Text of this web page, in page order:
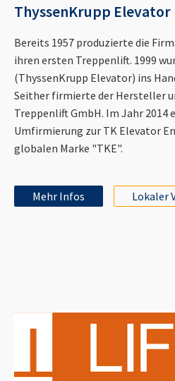
ThyssenKrupp Elevator
Bereits 1957 produzierte die
ihren ersten Treppenlift. 1999
(ThyssenKrupp Elevator) ins
Seither firmierte der Hersteller
Treppenlift GmbH. Im Jahr 2014
Umfirmierung zur TK Elevator
globalen Marke "TKE".
Mehr Infos Lokaler